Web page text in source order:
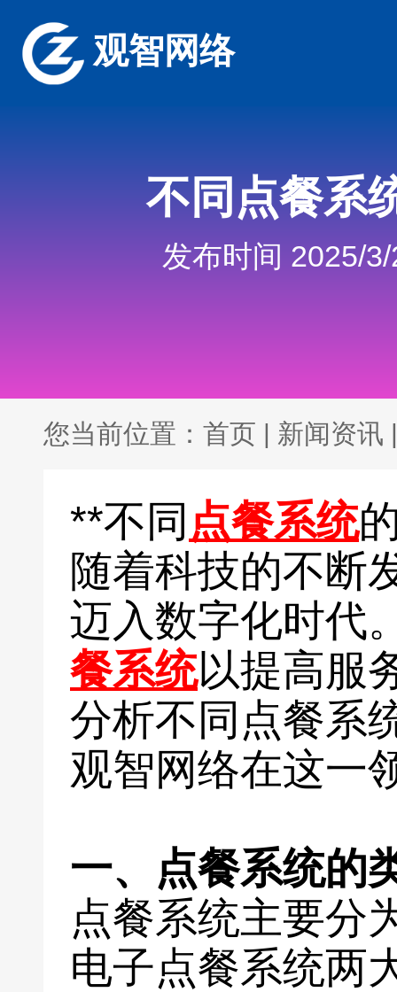
观智网络
不同点餐系
发布时间 2025/
您当前位置： 首页 | 新闻资讯 |
**不同 点餐系统
随着科技的不断
迈入数字化时代
餐系统以提高服
分析不同点餐系
观智网络在这一
一、点餐系统的
点餐系统主要分
电子点餐系统两